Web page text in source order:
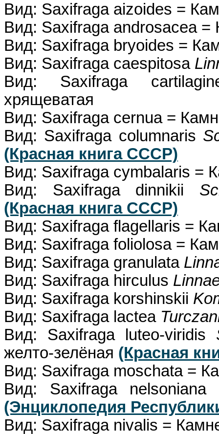
Вид: Saxifraga aizoides =
Вид: Saxifraga androsacea
Вид: Saxifraga bryoides =
Вид: Saxifraga caespitosa
Вид: Saxifraga
хрящеватая
Вид: Saxifraga cernua =
Вид: Saxifraga columnaris
(Красная книга СССР)
Вид: Saxifraga cymbalaris =
Вид: Saxifraga dinnikii
(Красная книга СССР)
Вид: Saxifraga flagellaris =
Вид: Saxifraga foliolosa =
Вид: Saxifraga granulata
Вид: Saxifraga hirculus
Вид: Saxifraga korshinskii
Вид: Saxifraga lactea
Вид: Saxifraga luteo-viridis
желто-зелёная (Красная
Вид: Saxifraga moschata =
Вид: Saxifraga nelsoniana
(Энциклопедия
Вид: Saxifraga nivalis =